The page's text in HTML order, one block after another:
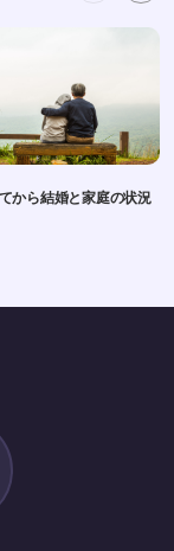
から結婚と家庭の状況